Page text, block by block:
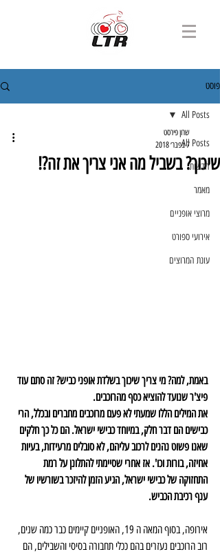
פוסט
All Posts
חדשות
מאמר
מרוצי אופניים
אירועי ספורט
עונת המרוצים
All Posts
שיכוך? בשביל מה אני צריך את זה?!
שרון פירסט
7 בפבר׳ 2018
באמת, למה? מי צריך שיכוך בשלדת אופני כביש? זה סתם עוד
פיצ'ר שנועד להוציא כסף מהרוכבים.
את המילים הללו שמעתי לא פעם מרוכבים מחברים ובכלל, הרי
כבישים הם דבר חלק, במיוחד כבישי ישראל. הם כל כך חלקים
שאנו פשוט נהנים לרכוב עליהם, לא סובלים מרעידות, בעיות
אחיזה, בורות וכו'. אז אחרי שסיימתי להתלונן על רמת
התחזוקה של כבישי ישראל, הגיע הזמן להיזכר בשורשיו של
ענף רכיבת הכביש.
אירופה, בסוף המאה ה 19, האופניים קיימים כבר כמה שנים,
רוב הרוכבים נעזרים בהם ככלי תחבורה בסיסי והשבילים, הם